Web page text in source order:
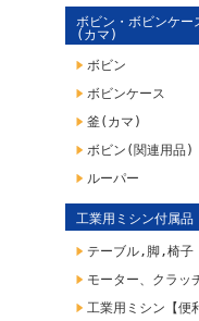
ボビン・ボビンケー
(カマ)
ボビン
ボビンケース
釜(カマ)
ボビン(関連用品)
ルーパー
工業用ミシン付属品
テーブル,脚,椅子
モーター、クラッ
工業用ミシン【便